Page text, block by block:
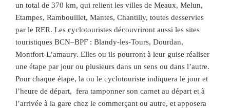
un total de 370 km, qui relient les villes de Meaux, Melun,
Etampes, Rambouillet, Mantes, Chantilly, toutes desservies
par le RER. Les cyclotouristes découvriront aussi les sites
touristiques BCN–BPF : Blandy-les-Tours, Dourdan,
Montfort-L’amaury. Elles ou ils pourront à leur guise réaliser
une étape par jour ou plusieurs dans un sens ou dans l’autre.
Pour chaque étape, la ou le cyclotouriste indiquera le jour et
l’heure de départ, fera tamponner son carnet au départ et à
l’arrivée à la gare chez le commerçant ou autre, et apposera